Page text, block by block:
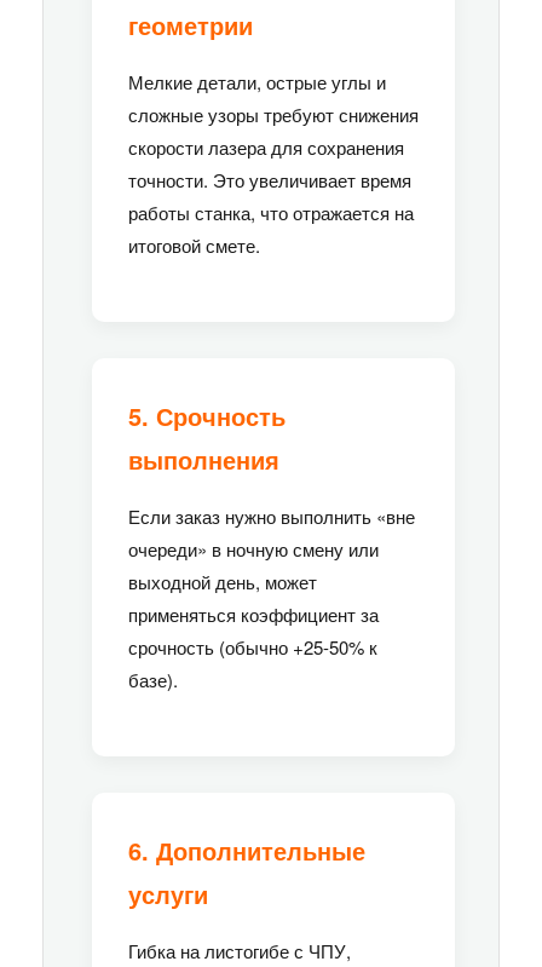
геометрии
Мелкие детали, острые углы и
сложные узоры требуют снижения
скорости лазера для сохранения
точности. Это увеличивает время
работы станка, что отражается на
итоговой смете.
5. Срочность
выполнения
Если заказ нужно выполнить «вне
очереди» в ночную смену или
выходной день, может
применяться коэффициент за
срочность (обычно +25-50% к
базе).
6. Дополнительные
услуги
Гибка на листогибе с ЧПУ,